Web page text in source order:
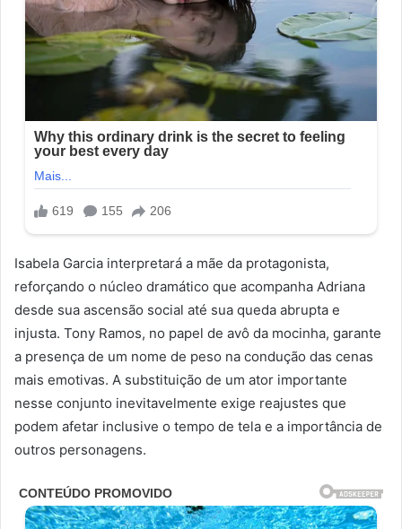
Isabela Garcia interpretará a mãe da protagonista,
reforçando o núcleo dramático que acompanha Adriana
desde sua ascensão social até sua queda abrupta e
injusta. Tony Ramos, no papel de avô da mocinha, garante
a presença de um nome de peso na condução das cenas
mais emotivas. A substituição de um ator importante
nesse conjunto inevitavelmente exige reajustes que
podem afetar inclusive o tempo de tela e a importância de
outros personagens.